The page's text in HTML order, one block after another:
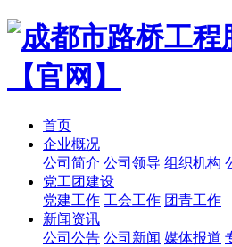
首页
企业概况
公司简介 公司领导 组织机构
党工团建设
党建工作 工会工作 团青工作
新闻资讯
公司公告 公司新闻 媒体报道